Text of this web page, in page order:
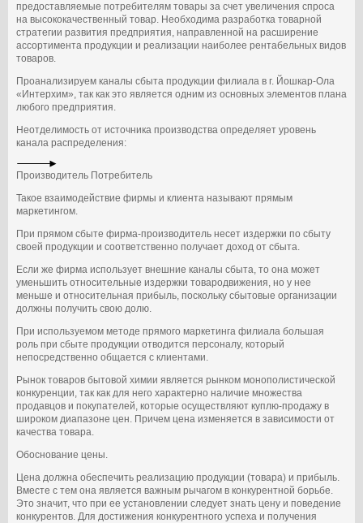
предоставляемые потребителям товары за счет увеличения спроса
на высококачественный товар. Необходима разработка товарной
стратегии развития предприятия, направленной на расширение
ассортимента продукции и реализации наиболее рентабельных видов
товаров.
Проанализируем каналы сбыта продукции филиала в г. Йошкар-Ола
«Интерхим», так как это является одним из основных элементов плана
любого предприятия.
Неотделимость от источника производства определяет уровень
канала распределения:
Производитель Потребитель
Такое взаимодействие фирмы и клиента называют прямым
маркетингом.
При прямом сбыте фирма-производитель несет издержки по сбыту
своей продукции и соответственно получает доход от сбыта.
Если же фирма использует внешние каналы сбыта, то она может
уменьшить относительные издержки товародвижения, но у нее
меньше и относительная прибыль, поскольку сбытовые организации
должны получить свою долю.
При используемом методе прямого маркетинга филиала большая
роль при сбыте продукции отводится персоналу, который
непосредственно общается с клиентами.
Рынок товаров бытовой химии является рынком монополистической
конкуренции, так как для него характерно наличие множества
продавцов и покупателей, которые осуществляют куплю-продажу в
широком диапазоне цен. Причем цена изменяется в зависимости от
качества товара.
Обоснование цены.
Цена должна обеспечить реализацию продукции (това­ра) и прибыль.
Вместе с тем она является важным рычагом в конкурентной борьбе.
Это значит, что при ее установлении следует знать цену и поведение
конкурентов. Для достиже­ния конкурентного успеха и получения